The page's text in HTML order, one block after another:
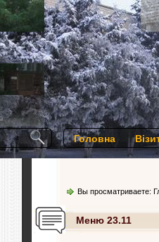
Головна
Вы просматриваете:
Меню 23.11